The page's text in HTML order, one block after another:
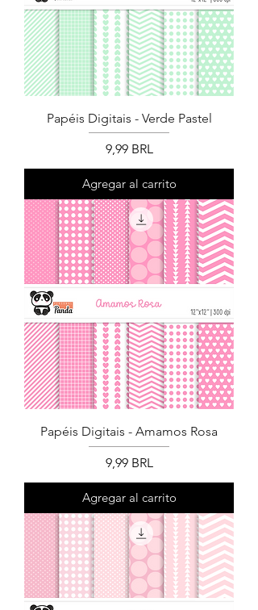
Papéis Digitais - Verde Pastel
Precio
9,99 BRL
Agregar al carrito
Papéis Digitais - Amamos Rosa
Precio
9,99 BRL
Agregar al carrito